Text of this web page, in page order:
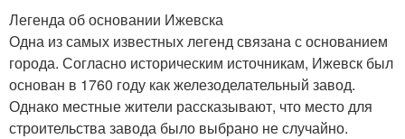
Легенда об основании Ижевска
Одна из самых известных легенд связана с основанием
города. Согласно историческим источникам, Ижевск был
основан в 1760 году как железоделательный завод.
Однако местные жители рассказывают, что место для
строительства завода было выбрано не случайно.